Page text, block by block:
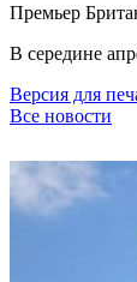
Премьер
В середине
Версия для
Все новости